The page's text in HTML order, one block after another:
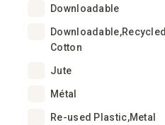
Downloadable
Downloadable,Recycled
Cotton
Jute
Métal
Re-used Plastic,Metal